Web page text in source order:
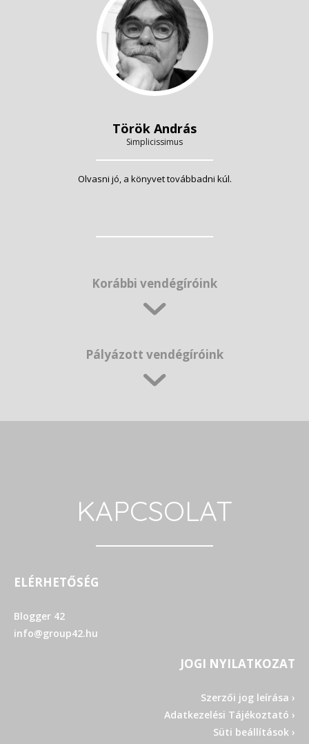
Török András
Simplicissimus
Olvasni jó, a könyvet továbbadni kúl.
Korábbi vendégíróink
Pályázott vendégíróink
KAPCSOLAT
ELÉRHETŐSÉG
Blogger 42
info@group42.hu
JOGI NYILATKOZAT
Szerzői jog leírása ›
Adatkezelési Tájékoztató ›
Süti beállítások ›